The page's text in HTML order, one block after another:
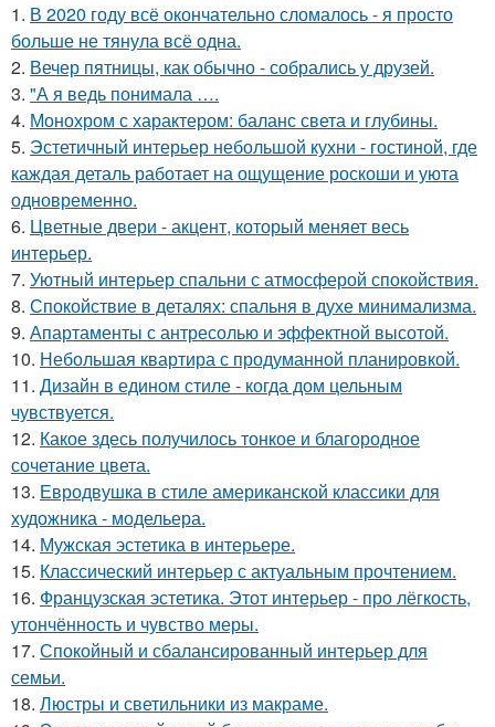
1. В 2020 году всё окончательно сломалось - я просто
больше не тянула всё одна.
2. Вечер пятницы, как обычно - собрались у друзей.
3. "А я ведь понимала ….
4. Монохром с характером: баланс света и глубины.
5. Эстетичный интерьер небольшой кухни - гостиной, где
каждая деталь работает на ощущение роскоши и уюта
одновременно.
6. Цветные двери - акцент, который меняет весь
интерьер.
7. Уютный интерьер спальни с атмосферой спокойствия.
8. Спокойствие в деталях: спальня в духе минимализма.
9. Апартаменты с антресолью и эффектной высотой.
10. Небольшая квартира с продуманной планировкой.
11. Дизайн в едином стиле - когда дом цельным
чувствуется.
12. Какое здесь получилось тонкое и благородное
сочетание цвета.
13. Евродвушка в стиле американской классики для
художника - модельера.
14. Мужская эстетика в интерьере.
15. Классический интерьер с актуальным прочтением.
16. Французская эстетика. Этот интерьер - про лёгкость,
утончённость и чувство меры.
17. Спокойный и сбалансированный интерьер для
семьи.
18. Люстры и светильники из макраме.